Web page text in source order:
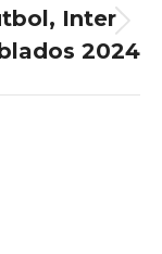
Inter
2024